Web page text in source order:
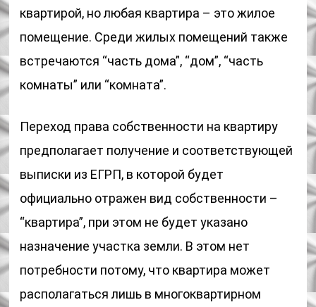
квартирой, но любая квартира – это жилое
помещение. Среди жилых помещений также
встречаются “часть дома”, “дом”, “часть
комнаты” или “комната”.
Переход права собственности на квартиру
предполагает получение и соответствующей
выписки из ЕГРП, в которой будет
официально отражен вид собственности –
“квартира”, при этом не будет указано
назначение участка земли. В этом нет
потребности потому, что квартира может
располагаться лишь в многоквартирном